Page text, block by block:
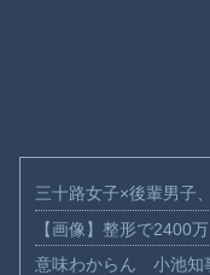
三十路女子×後輩男子
【画像】整形で2400
意味わからん 小池知